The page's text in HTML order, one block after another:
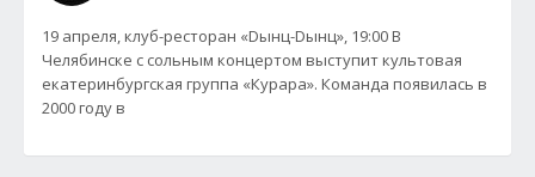
19 апреля, клуб-ресторан «Dынц-Dынц», 19:00 В
Челябинске с сольным концертом выступит культовая
екатеринбургская группа «Курара». Команда появилась в
2000 году в